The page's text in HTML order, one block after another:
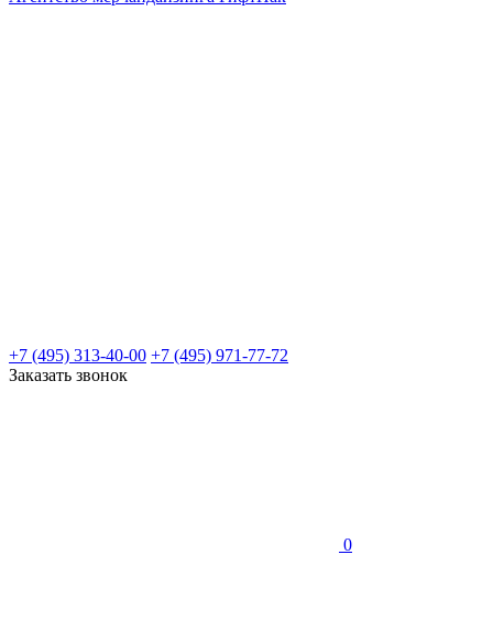
+7 (495) 313-40-00 +7 (495) 971-77-72
Заказать звонок
0